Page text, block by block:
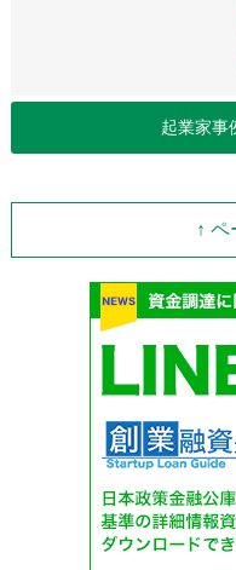
起業家事
↑